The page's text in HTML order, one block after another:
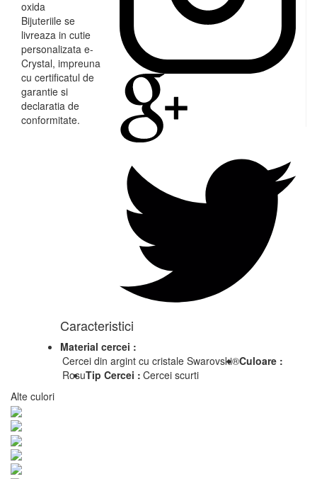
oxida
Bijuteriile se
livreaza in cutie
personalizata e-
Crystal, impreuna
cu certificatul de
garantie si
declaratia de
conformitate.
Caracteristici
Material cercei :
Cercei din argint cu cristale Swarovski®Culoare :
RosuTip Cercei : Cercei scurti
Alte culori